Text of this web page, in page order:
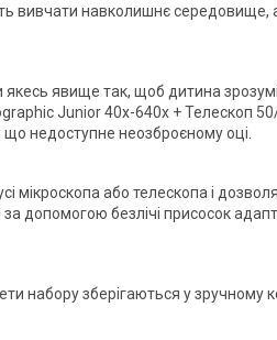
вивчати навколишнє середовище,
явище так, щоб дитина
Junior 40x-640x + Телескоп
що недоступне неозброєному оці.
або телескопа і
допомогою безлічі присосок
набору зберігаються у